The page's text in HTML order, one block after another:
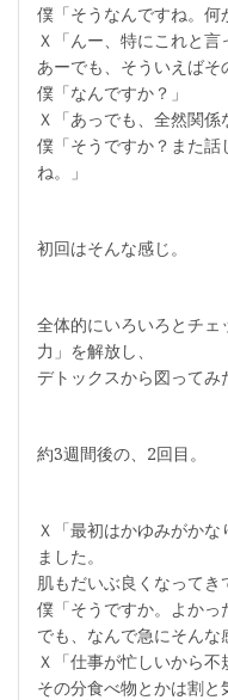
僕「そうなんですね。何
Ｘ「んー、特にこれと言
あーでも、そういえばそ
僕「なんですか？」
Ｘ「あっでも、全然関係
僕「そうですか？また
ね。」
初回はそんな感じ。
全体的にいろいろとチェ
力」を解放し、
デトックスから図ってみ
約3週間後の、2回目。
Ｘ「最初はかゆみがか
ました。
肌もだいぶ良くなってき
僕「そうですか。よかっ
でも、なんで急にそんな
Ｘ「仕事が忙しいから不
その分食べ物とかは割